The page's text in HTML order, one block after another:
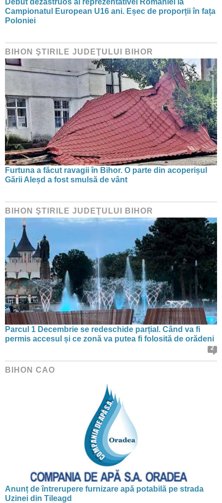
Debut dezastruos al reprezentativei României la
Campionatul European U16 ani. Eșec de proporții în fața
Poloniei
BIHON ŞTIRILE JUDEŢULUI BIHOR
Furtuna a făcut ravagii în Bihor. O parte din acoperișul
Gării Aleșd a fost smulsă de vânt
BIHON ŞTIRILE JUDEŢULUI BIHOR
Parcul 1 Decembrie se redeschide parțial. Când va fi
permis accesul și ce zonă va putea fi folosită de orădeni
2
BIHON CAO
Anunț de întrerupere furnizare apă potabilă pe strada
Uzinei din Tileagd